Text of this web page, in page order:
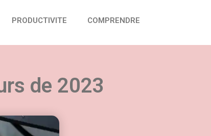
PRODUCTIVITE COMPRENDRE
de 2023